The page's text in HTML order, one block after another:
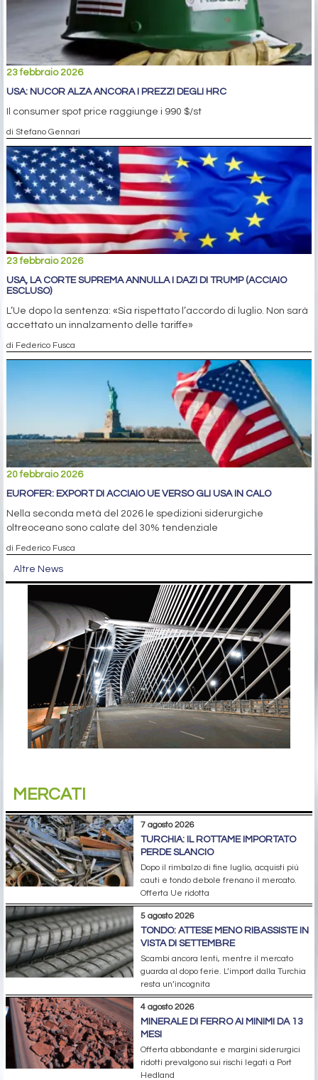
23 febbraio 2026
USA: NUCOR ALZA ANCORA I PREZZI DEGLI HRC
Il consumer spot price raggiunge i 990 $/st
di Stefano Gennari
23 febbraio 2026
USA, LA CORTE SUPREMA ANNULLA I DAZI DI TRUMP (ACCIAIO
ESCLUSO)
L’Ue dopo la sentenza: «Sia rispettato l’accordo di luglio. Non sarà
accettato un innalzamento delle tariffe»
di Federico Fusca
20 febbraio 2026
EUROFER: EXPORT DI ACCIAIO UE VERSO GLI USA IN CALO
Nella seconda metà del 2026 le spedizioni siderurgiche
oltreoceano sono calate del 30% tendenziale
di Federico Fusca
Altre News
MERCATI
7 agosto 2026
TURCHIA: IL ROTTAME IMPORTATO
PERDE SLANCIO
Dopo il rimbalzo di fine luglio, acquisti più
cauti e tondo debole frenano il mercato.
Offerta Ue ridotta
5 agosto 2026
TONDO: ATTESE MENO RIBASSISTE IN
VISTA DI SETTEMBRE
Scambi ancora lenti, mentre il mercato
guarda al dopo ferie. L’import dalla Turchia
resta un’incognita
4 agosto 2026
MINERALE DI FERRO AI MINIMI DA 13
MESI
Offerta abbondante e margini siderurgici
ridotti prevalgono sui rischi legati a Port
Hedland